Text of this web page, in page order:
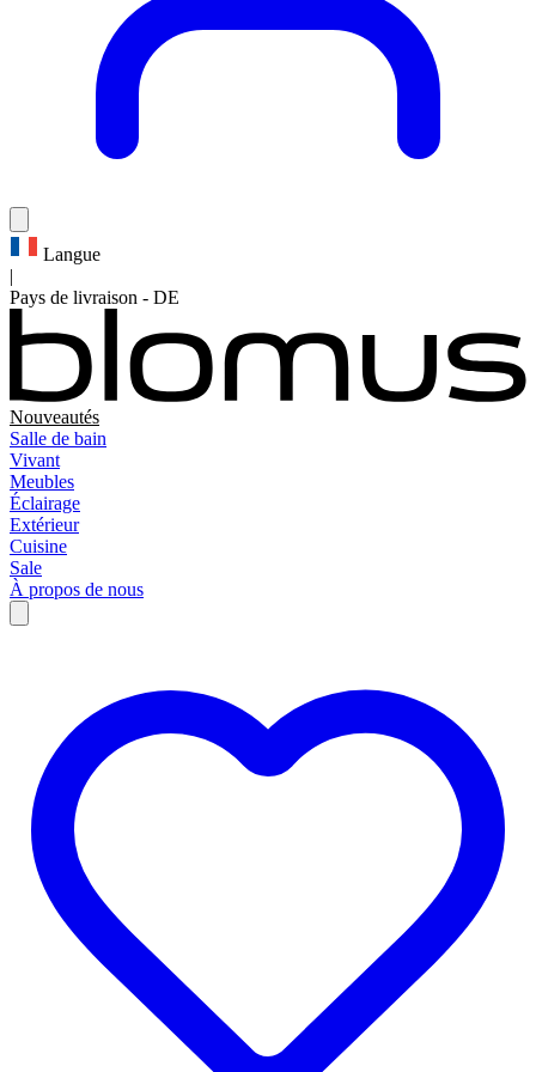
Langue
|
Pays de livraison - DE
Nouveautés
Salle de bain
Vivant
Meubles
Éclairage
Extérieur
Cuisine
Sale
À propos de nous